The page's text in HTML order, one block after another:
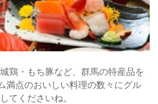
鶏・もち豚など、群馬の特産品を
満点のおいしい料理の数々にグル
てくださいね。